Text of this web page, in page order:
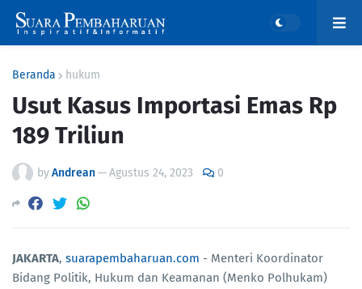
Beranda hukum
Usut Kasus Importasi Emas Rp
189 Triliun
byAndrean—Agustus 24, 2023 0
JAKARTA, suarapembaharuan.com - Menteri Koordinator
Bidang Politik, Hukum dan Keamanan (Menko Polhukam)